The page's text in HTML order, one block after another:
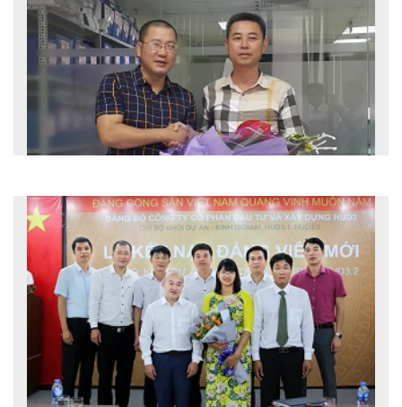
Ắp đầy kỷ niệm chuyến du lịch đất nước Chùa
2018-08-28
Tổ chức du lịch hè là một trong những hoạt động...
Đồng chí Nguyễn Nho Quyết trúng cử chức danh
Bí...
2018-07-26
Vừa qua, Chi bộ Công ty cổ phần xây lắp và phát...